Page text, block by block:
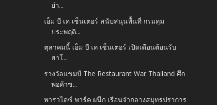
ย่า...
เอ็ม บี เค เซ็นเตอร์ สนับสนุนพื้นที่ กรมคุม
ประพฤติ...
ตุลาคมนี้ เอ็ม บี เค เซ็นเตอร์ เปิดเดือนต้อนรับ
ฮาโ...
รางวัลแชมป์ The Restaurant War Thailand ศึก
พ่อค้าซ...
พาราไดซ์ พาร์ค ผนึก เรือนจำกลางสมุทรปราการ